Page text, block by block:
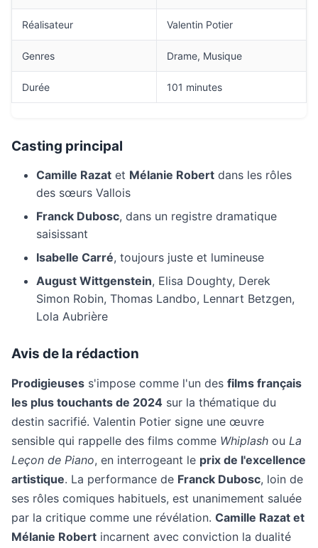
Réalisateur Valentin Potier
Genres Drame, Musique
Durée 101 minutes
Casting principal
Camille Razat et Mélanie Robert dans les rôles
des sœurs Vallois
Franck Dubosc, dans un registre dramatique
saisissant
Isabelle Carré, toujours juste et lumineuse
August Wittgenstein, Elisa Doughty, Derek
Simon Robin, Thomas Landbo, Lennart Betzgen,
Lola Aubrière
Avis de la rédaction
Prodigieuses s'impose comme l'un des films français
les plus touchants de 2024 sur la thématique du
destin sacrifié. Valentin Potier signe une œuvre
sensible qui rappelle des films comme Whiplash ou La
Leçon de Piano, en interrogeant le prix de l'excellence
artistique. La performance de Franck Dubosc, loin de
ses rôles comiques habituels, est unanimement saluée
par la critique comme une révélation. Camille Razat et
Mélanie Robert incarnent avec conviction la dualité